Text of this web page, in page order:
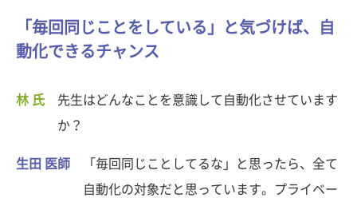
「毎回同じことをしている」と気づけば、自
動化できるチャンス
林 氏
先生はどんなことを意識して自動化させています
か？
生田 医師
「毎回同じことしてるな」と思ったら、全て
自動化の対象だと思っています。プライベー